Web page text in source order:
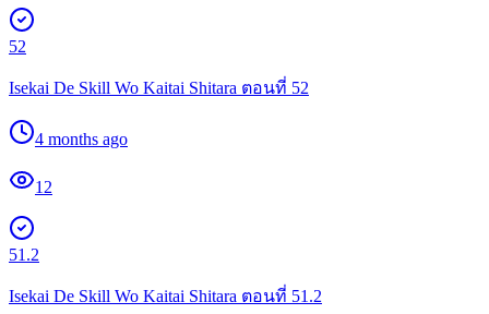
52
Isekai De Skill Wo Kaitai Shitara ตอนที่ 52
4 months ago
12
51.2
Isekai De Skill Wo Kaitai Shitara ตอนที่ 51.2